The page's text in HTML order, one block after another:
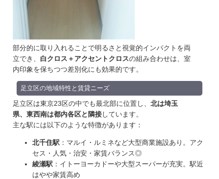
部分的に取り入れることで明るさと視覚的インパクトを両
立でき、 白クロス＋アクセントクロスの組み合わせは、室
内印象を保ちつつ差別化にも効果的です。
足立区の地域特性と賃貸ニーズ
足立区は東京23区の中でも最北部に位置し、北は埼玉
県、東西南は都内各区と隣接しています。
主な駅には以下のような特徴があります：
北千住駅 ：マルイ・ルミネなど大型商業施設あり。アク
セス・人気・治安・家賃バランス◎
綾瀬駅 ：イトーヨーカドーや大型スーパーが充実。駅近
はやや家賃高め